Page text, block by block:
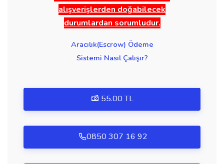
alışverişlerden doğabilecek
durumlardan sorumludur.
Aracılık(Escrow) Ödeme
Sistemi Nasıl Çalışır?
55.00 TL
0850 307 16 92